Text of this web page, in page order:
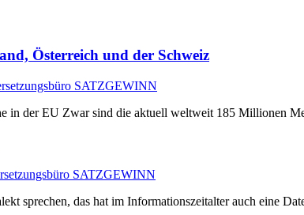
Österreich und der Schweiz
SATZGEWINN
in der EU Zwar sind die aktuell weltweit 185 Millionen
SATZGEWINN
sprechen, das hat im Informationszeitalter auch eine